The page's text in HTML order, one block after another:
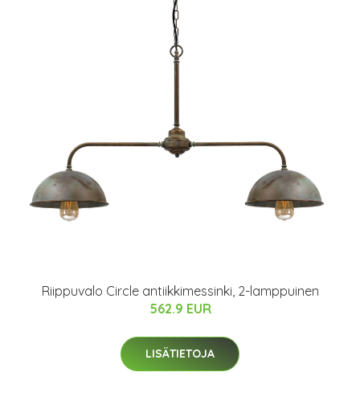
Riippuvalo Circle antiikkimessinki, 2-lamppuinen
562.9 EUR
LISÄTIETOJA